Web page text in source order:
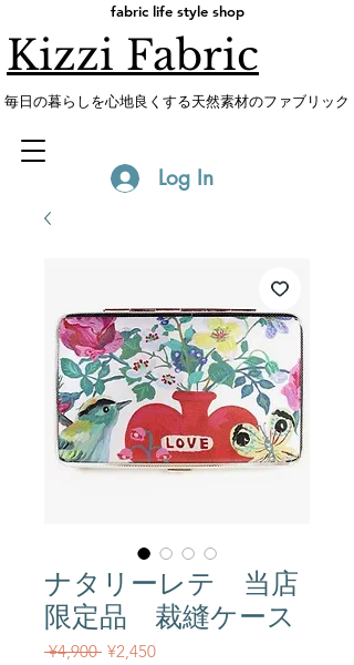
fabric life style shop
Kizzi Fabric
​毎日の暮らしを心地良くする天然素材のファブリック
Log In
ナタリーレテ 当店
限定品 裁縫ケース
¥4,900 Regular Price
¥2,450Sale Price